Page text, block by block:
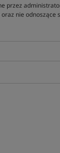
przez
nie